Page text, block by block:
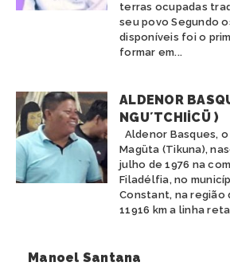
terras ocupadas
seu povo Segundo
disponíveis foi o
formar em...
ALDENOR
NGU´TCHIİCÜ )
Aldenor Basques, o
Magüta (Tikuna),
julho de 1976 na
Filadélfia, no
Constant, na região
11916 km a linha
Manoel Santana